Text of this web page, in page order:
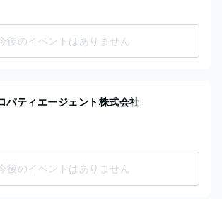
後のイベントはありません
パティエージェント株式会社
後のイベントはありません